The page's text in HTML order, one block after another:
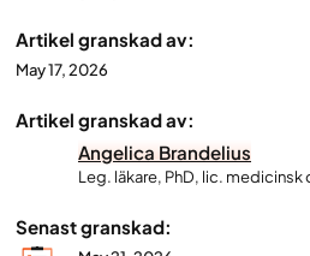
Artikel granskad av:
May 17, 2026
Artikel granskad av:
Angelica Brandelius
Leg. läkare, PhD, lic.
Senast granskad: